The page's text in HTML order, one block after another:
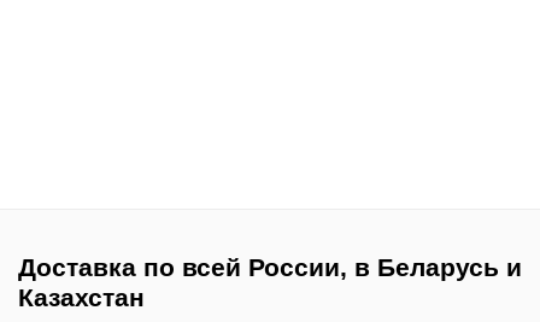
Доставка по всей России, в Беларусь и
Казахстан